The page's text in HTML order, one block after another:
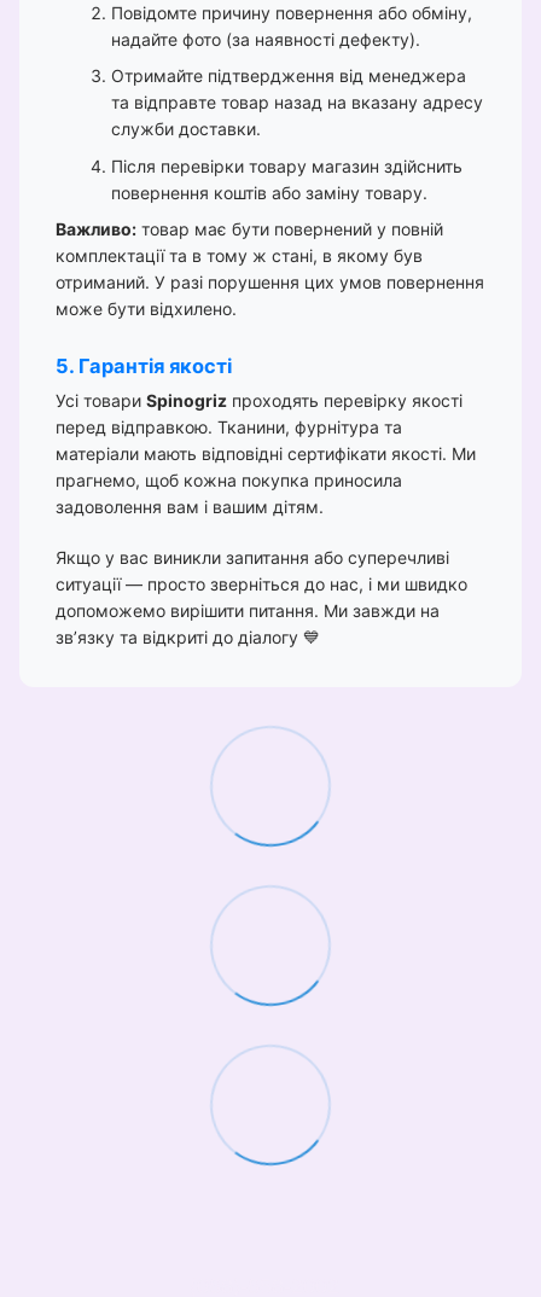
Повідомте причину повернення або обміну,
надайте фото (за наявності дефекту).
Отримайте підтвердження від менеджера
та відправте товар назад на вказану адресу
служби доставки.
Після перевірки товару магазин здійснить
повернення коштів або заміну товару.
Важливо: товар має бути повернений у повній
комплектації та в тому ж стані, в якому був
отриманий. У разі порушення цих умов повернення
може бути відхилено.
5. Гарантія якості
Усі товари Spinogriz проходять перевірку якості
перед відправкою. Тканини, фурнітура та
матеріали мають відповідні сертифікати якості. Ми
прагнемо, щоб кожна покупка приносила
задоволення вам і вашим дітям.
Якщо у вас виникли запитання або суперечливі
ситуації — просто зверніться до нас, і ми швидко
допоможемо вирішити питання. Ми завжди на
зв’язку та відкриті до діалогу 💙